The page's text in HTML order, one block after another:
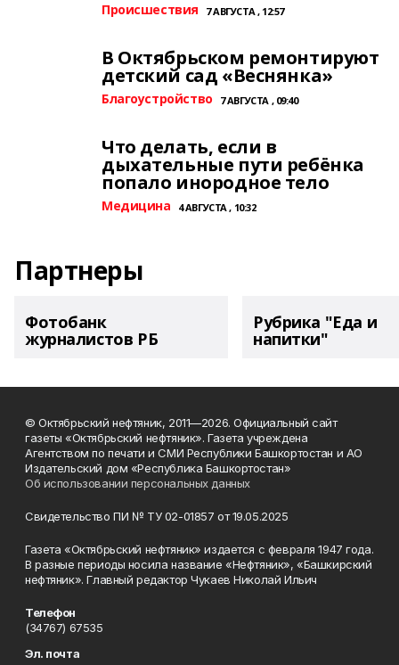
Происшествия 7 АВГУСТА , 12:57
В Октябрьском ремонтируют
детский сад «Веснянка»
Благоустройство 7 АВГУСТА , 09:40
Что делать, если в
дыхательные пути ребёнка
попало инородное тело
Медицина 4 АВГУСТА , 10:32
Партнеры
Фотобанк
журналистов РБ
Рубрика "Еда и
напитки"
© Октябрьский нефтяник, 2011—2026. Официальный сайт
газеты «Октябрьский нефтяник». Газета учреждена
Агентством по печати и СМИ Республики Башкортостан и АО
Издательский дом «Республика Башкортостан»
Об использовании персональных данных
Свидетельство ПИ № ТУ 02-01857 от 19.05.2025
Газета «Октябрьский нефтяник» издается с февраля 1947 года.
В разные периоды носила название «Нефтяник», «Башкирский
нефтяник». Главный редактор Чукаев Николай Ильич
Телефон
(34767) 67535
Эл. почта